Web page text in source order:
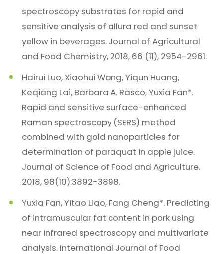
spectroscopy substrates for rapid and
sensitive analysis of allura red and sunset
yellow in beverages. Journal of Agricultural
and Food Chemistry, 2018, 66 (11), 2954-2961.
Hairui Luo, Xiaohui Wang, Yiqun Huang,
Keqiang Lai, Barbara A. Rasco, Yuxia Fan*.
Rapid and sensitive surface-enhanced
Raman spectroscopy (SERS) method
combined with gold nanoparticles for
determination of paraquat in apple juice.
Journal of Science of Food and Agriculture.
2018, 98(10):3892-3898.
Yuxia Fan, Yitao Liao, Fang Cheng*. Predicting
of intramuscular fat content in pork using
near infrared spectroscopy and multivariate
analysis. International Journal of Food